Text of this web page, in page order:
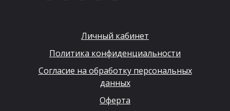
Личный кабинет
Политика конфиденциальности
Согласие на обработку персональных
данных
Оферта